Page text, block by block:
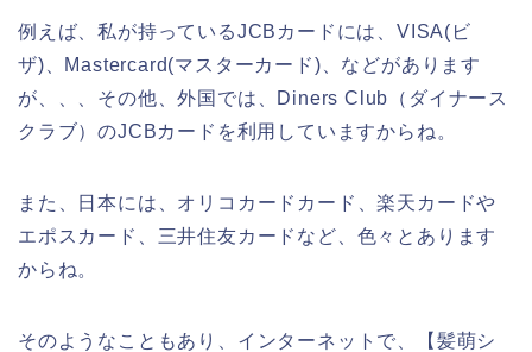
例えば、私が持っているJCBカードには、VISA(ビ
ザ)、Mastercard(マスターカード)、などがあります
が、、、その他、外国では、Diners Club（ダイナース
クラブ）のJCBカードを利用していますからね。
また、日本には、オリコカードカード、楽天カードや
エポスカード、三井住友カードなど、色々とあります
からね。
そのようなこともあり、インターネットで、【髪萌シ